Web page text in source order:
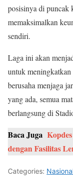
posisinya di puncak
memaksimalkan
sendiri.
Laga ini akan
untuk
berusaha menjaga
yang ada, semua
berlangsung di
Baca Juga
dengan Fasilitas
Categories: